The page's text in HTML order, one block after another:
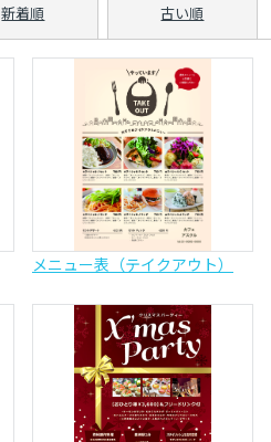
新着順 古い順
メニュー表（テイクアウト）